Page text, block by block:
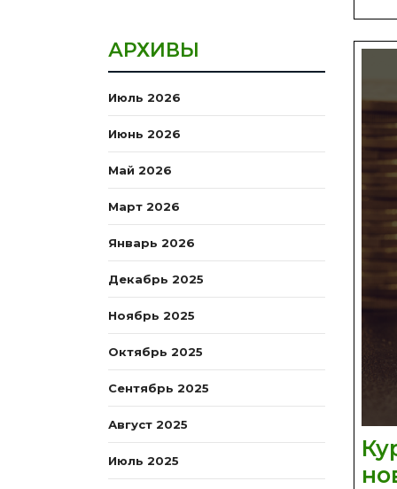
АРХИВЫ
Июль 2026
Июнь 2026
Май 2026
Март 2026
Январь 2026
Декабрь 2025
Ноябрь 2025
Октябрь 2025
Сентябрь 2025
Август 2025
Июль 2025